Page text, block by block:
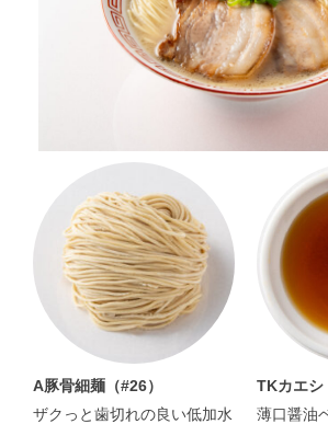
A豚骨細麺（#26）
ザクっと歯切れの良い低加水
TKカエシ
薄口醤油